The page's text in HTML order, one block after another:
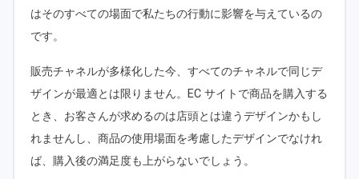
はそのすべての場面で私たちの行動に影響を与えているの
です。
販売チャネルが多様化した今、すべてのチャネルで同じデ
ザインが最適とは限りません。EC サイトで商品を購入する
とき、お客さんが求めるのは店頭とは違うデザインかもし
れませんし、商品の使用場面を考慮したデザインでなけれ
ば、購入後の満足度も上がらないでしょう。